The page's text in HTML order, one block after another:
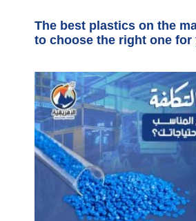
The best plastics on the
to choose the right one for